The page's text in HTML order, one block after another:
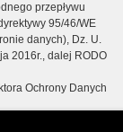
przepływu
95/46/WE
danych), Dz. U.
2016r., dalej RODO
Ochrony Danych